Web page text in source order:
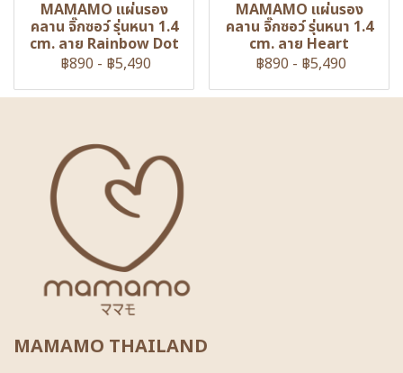
MAMAMO แผ่นรอง
คลาน จิ๊กซอว์ รุ่นหนา 1.4
cm. ลาย Rainbow Dot
฿890 - ฿5,490
MAMAMO แผ่นรอง
คลาน จิ๊กซอว์ รุ่นหนา 1.4
cm. ลาย Heart
฿890 - ฿5,490
MAMAMO THAILAND